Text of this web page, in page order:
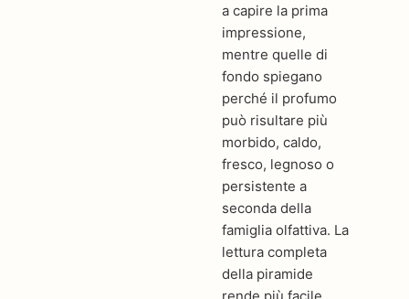
a capire la prima
impressione,
mentre quelle di
fondo spiegano
perché il profumo
può risultare più
morbido, caldo,
fresco, legnoso o
persistente a
seconda della
famiglia olfattiva. La
lettura completa
della piramide
rende più facile